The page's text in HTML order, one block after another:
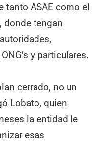
tanto ASAE como el
donde tengan
y particulares.
cerrado, no un
Lobato, quien
la entidad le
esas